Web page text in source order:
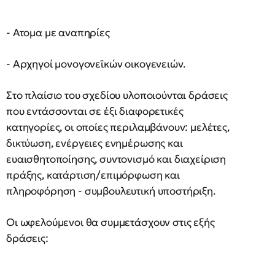
- Ατομα με αναπηρίες
- Αρχηγοί μονογονεϊκών οικογενειών.
Στο πλαίσιο του σχεδίου υλοποιούνται δράσεις
που εντάσσονται σε έξι διαφορετικές
κατηγορίες, οι οποίες περιλαμβάνουν: μελέτες,
δικτύωση, ενέργειες ενημέρωσης και
ευαισθητοποίησης, συντονισμό και διαχείριση
πράξης, κατάρτιση/επιμόρφωση και
πληροφόρηση - συμβουλευτική υποστήριξη.
Οι ωφελούμενοι θα συμμετάσχουν στις εξής
δράσεις: